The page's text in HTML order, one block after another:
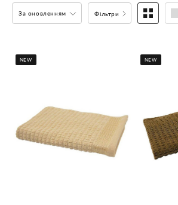
За оновленням Фільтри
NEW NEW